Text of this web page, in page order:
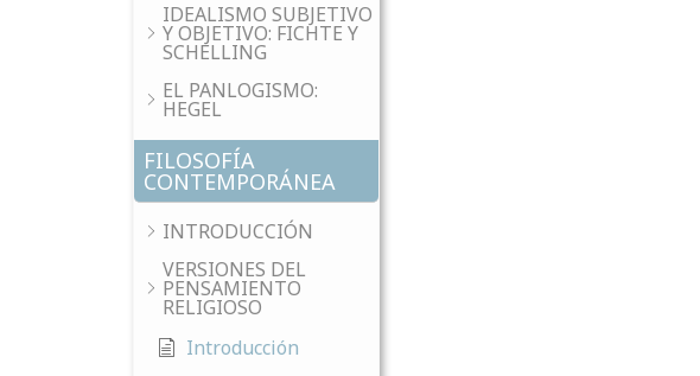
IDEALISMO SUBJETIVO
Y OBJETIVO: FICHTE Y
SCHELLING
EL PANLOGISMO:
HEGEL
FILOSOFÍA
CONTEMPORÁNEA
INTRODUCCIÓN
VERSIONES DEL
PENSAMIENTO
RELIGIOSO
Introducción